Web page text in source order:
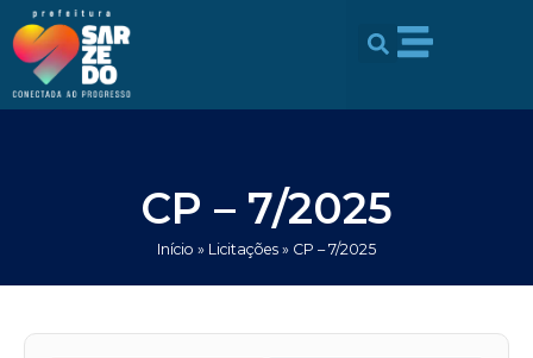
conteúdo
para
conteúdo
CP – 7/2025
Início » Licitações » CP – 7/2025